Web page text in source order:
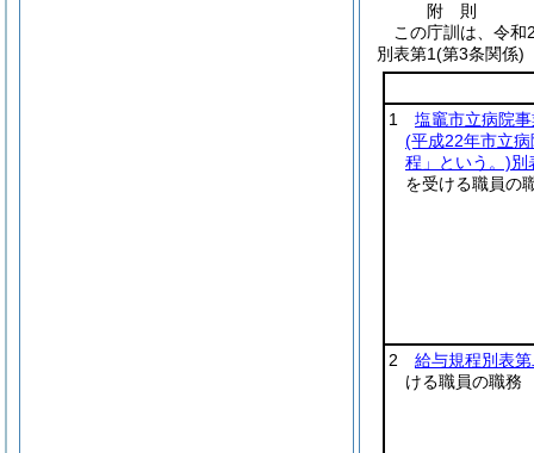
附 則
この庁訓は、令
別表第1(第3条関係)
1 塩竈市立病院
(平成22年市立
程」という。)別
を受ける職員の
2 給与規程別表
ける職員の職務